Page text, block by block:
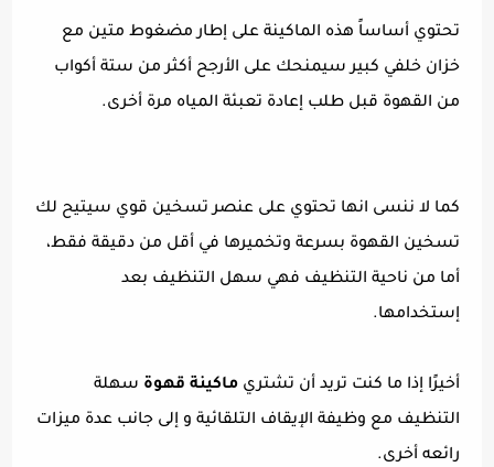
تحتوي أساساً هذه الماكينة على إطار مضغوط متين مع
خزان خلفي كبير سيمنحك على الأرجح أكثر من ستة أكواب
من القهوة قبل طلب إعادة تعبئة المياه مرة أخرى.
كما لا ننسى انها تحتوي على عنصر تسخين قوي سيتيح لك
تسخين القهوة بسرعة وتخميرها في أقل من دقيقة فقط،
أما من ناحية التنظيف فهي سهل التنظيف بعد
إستخدامها.
أخيرًا إذا ما كنت تريد أن تشتريماكينة قهوة سهلة
التنظيف مع وظيفة الإيقاف التلقائية و إلى جانب عدة ميزات
رائعه أخرى.